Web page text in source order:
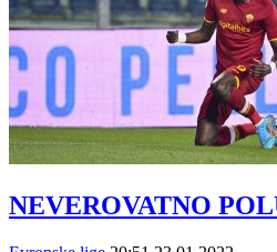
NEVEROVATNO